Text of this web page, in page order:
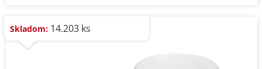
Skladom: 14.203 ks